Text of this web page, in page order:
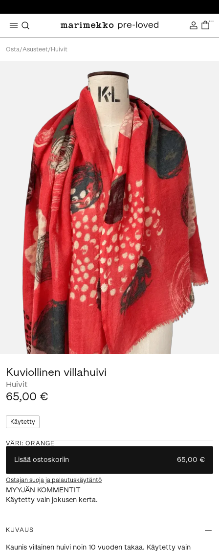
...
Osta/Asusteet/ Huivit
Kuviollinen villahuivi
Huivit
65,00 €
Käytetty
VÄRI :ORANGE
Lisää ostoskoriin 65,00 €
Ostajan suoja ja palautuskäytäntö
MYYJÄN KOMMENTIT
Käytetty vain jokusen kerta.
KUVAUS
Kaunis villainen huivi noin 10 vuoden takaa. Käytetty vain